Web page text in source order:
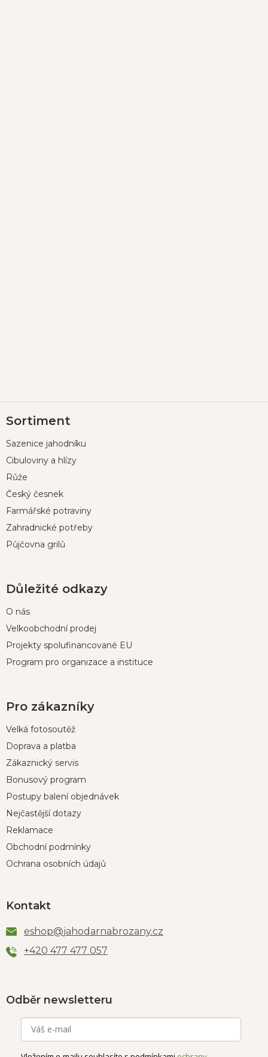
á
a
Sortiment
Sazenice jahodníku
Cibuloviny a hlízy
Růže
Český česnek
Farmářské potraviny
Zahradnické potřeby
Půjčovna grilů
Důležité odkazy
O nás
Velkoobchodní prodej
Projekty spolufinancované EU
Program pro organizace a instituce
Pro zákazníky
Velká fotosoutěž
Doprava a platba
Zákaznický servis
Bonusový program
Postupy balení objednávek
Nejčastější dotazy
Reklamace
Obchodní podmínky
Ochrana osobních údajů
Kontakt
eshop@jahodarnabrozany.cz
+420 477 477 057
Odběr newsletteru